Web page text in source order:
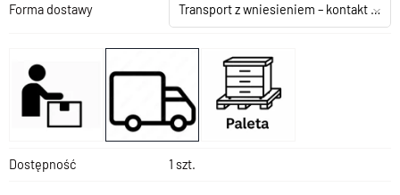
Forma dostawy Transport z wniesieniem – kontakt z salonem
Dostępność 1 szt.